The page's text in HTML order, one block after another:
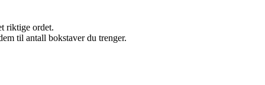
riktige ordet.
til antall bokstaver du trenger.